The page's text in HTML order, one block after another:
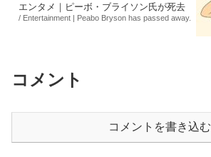
エンタメ｜ピーボ・ブライソン氏が死去
/ Entertainment | Peabo Bryson has passed away.
コメント
コメントを書き込む